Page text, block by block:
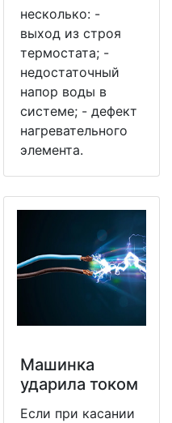
несколько: -
выход из строя
термостата; -
недостаточный
напор воды в
системе; - дефект
нагревательного
элемента.
Машинка
ударила током
Если при касании